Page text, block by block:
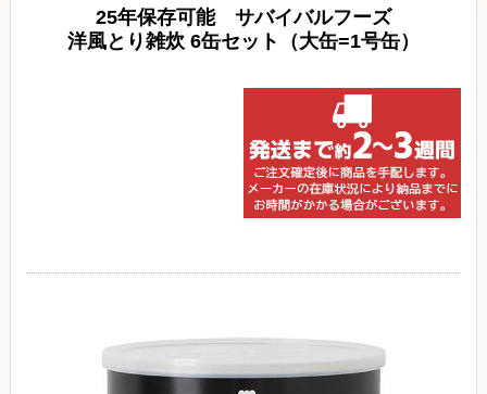
25年保存可能 サバイバルフーズ
洋風とり雑炊 6缶セット（大缶=1号缶）